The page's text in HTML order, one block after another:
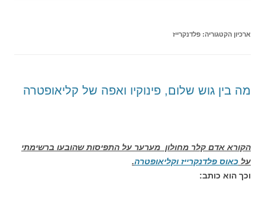
ארכיון הקטגוריה: פלדנקרייז
מה בין גוש שלום, פינוקיו ואפה של קליאופטרה
הקורא אדם קלר מחולון מערער על התפיסות שהובעו ברשימתי
על כאוס פלדנקרייז וקליאופטרה.
וכך הוא כותב: